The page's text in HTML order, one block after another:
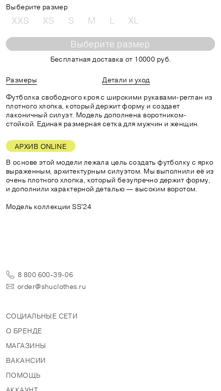
Выберите размер
XXS XS S M L XL
Выберите размер
Бесплатная доставка от 10000 руб.
Размеры
Детали и уход
Футболка свободного кроя с широкими рукавами-реглан из
плотного хлопка, который держит форму и создает
лаконичный силуэт. Модель дополнена воротником-
стойкой. Единая размерная сетка для мужчин и женщин.
АРХИВ ONLINE
В основе этой модели лежала цель создать футболку с ярко
выраженным, архитектурным силуэтом. Мы выполнили её из
очень плотного хлопка, который безупречно держит форму,
и дополнили характерной деталью — высоким воротом.
Модель коллекции SS'24
8 800 600-39-06
order@shuclothes.ru
СОЦИАЛЬНЫЕ СЕТИ
О БРЕНДЕ
МАГАЗИНЫ
ВАКАНСИИ
ПОМОЩЬ